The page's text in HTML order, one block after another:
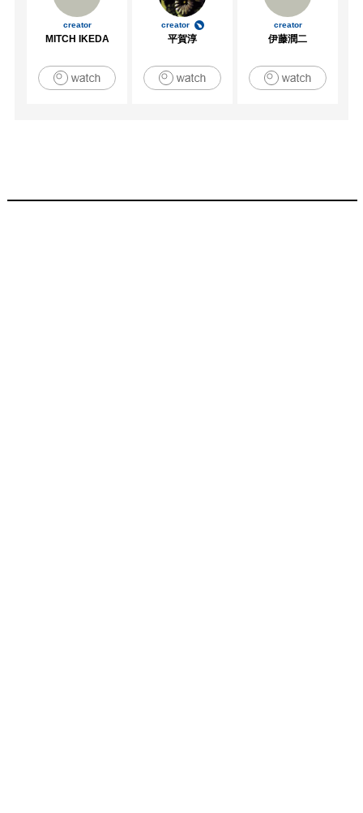
creator
MITCH IKEDA
creator
平賀淳
creator
伊藤潤二